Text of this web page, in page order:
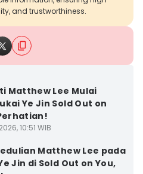
and trustworthiness.
Matthew Lee Mulai
Ye Jin Sold Out on
10:51 WIB
Matthew Lee pada
Jin di Sold Out on You,